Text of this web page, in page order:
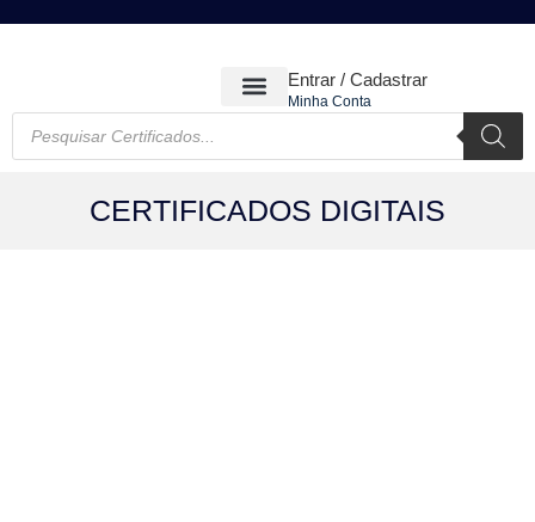
Entrar / Cadastrar
Minha Conta
CERTIFICADOS DIGITAIS